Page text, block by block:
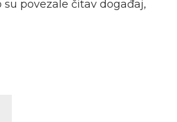
povezale čitav događaj,